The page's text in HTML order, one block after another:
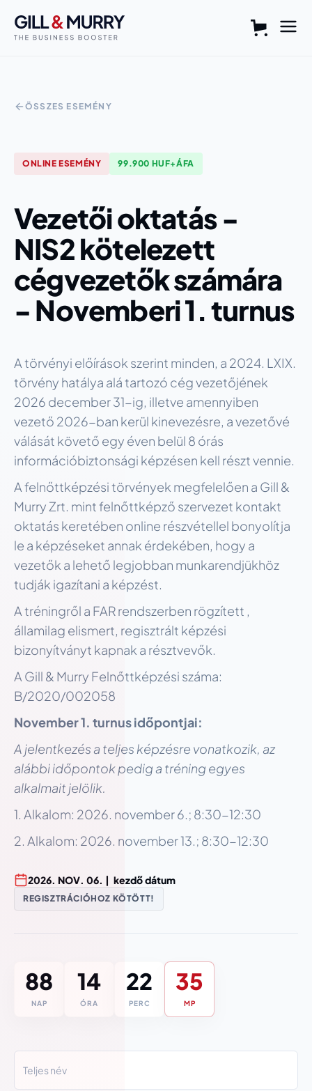
ÖSSZES ESEMÉNY
ONLINEESEMÉNY 99.900 HUF+ÁFA
Vezetői oktatás -
NIS2 kötelezett
cégvezetők számára
- Novemberi 1. turnus
A törvényi előírások szerint minden, a 2024. LXIX.
törvény hatálya alá tartozó cég vezetőjének
2026 december 31-ig, illetve amennyiben
vezető 2026-ban kerül kinevezésre, a vezetővé
válását követő egy éven belül 8 órás
információbiztonsági képzésen kell részt vennie.
A felnőttképzési törvények megfelelően a Gill &
Murry Zrt. mint felnőttképző szervezet kontakt
oktatás keretében online részvétellel bonyolítja
le a képzéseket annak érdekében, hogy a
vezetők a lehető legjobban munkarendjükhöz
tudják igazítani a képzést.
A tréningről a FAR rendszerben rögzített ,
államilag elismert, regisztrált képzési
bizonyítványt kapnak a résztvevők.
A Gill & Murry Felnőttképzési száma:
B/2020/002058
November 1. turnus időpontjai:
A jelentkezés a teljes képzésre vonatkozik, az
alábbi időpontok pedig a tréning egyes
alkalmait jelölik.​
1. Alkalom: 2026. november 6.; 8:30-12:30
2. Alkalom: 2026. november 13.; 8:30-12:30
2026. NOV. 06. | kezdő dátum
REGISZTRÁCIÓHOZ KÖTÖTT!
88
NAP
14
ÓRA
22
PERC
34
MP